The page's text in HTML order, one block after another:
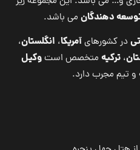
دهندگان می باشد.
در کشورهایآمریکا، انگلستان،
، ترکیه متخصص استوکیل
و تیم مجرب دارد.